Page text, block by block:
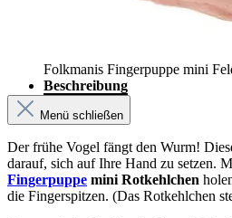
Folkmanis Fingerpuppe mini
Beschreibung
Menü schließen
Der frühe Vogel fängt den Wurm!
darauf, sich auf Ihre Hand zu setzen.
Fingerpuppe mini Rotkehlchen
die Fingerspitzen. (Das Rotkehlchen